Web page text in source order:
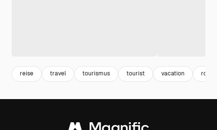
reise travel tourismus tourist vacation